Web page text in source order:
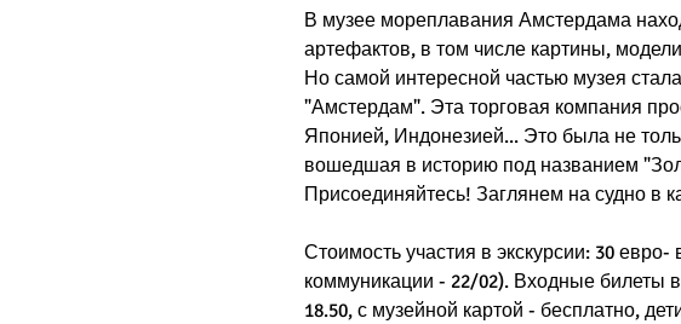
В музее мореплавания Амстердама
артефактов, в том числе картины,
Но самой интересной частью музея
"Амстердам". Эта торговая компания
Японией, Индонезией... Это была не
вошедшая в историю под названием
Присоединяйтесь! Заглянем на судно в
Стоимость участия в экскурсии: 30 евро-
коммуникации - 22/02). Входные билеты
18.50, с музейной картой - бесплатно,